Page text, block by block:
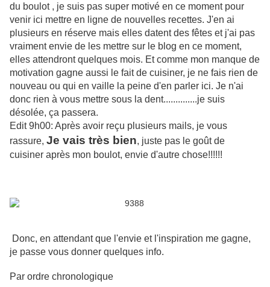
du boulot , je suis pas super motivé en ce moment pour
venir ici mettre en ligne de nouvelles recettes. J'en ai
plusieurs en réserve mais elles datent des fêtes et j'ai pas
vraiment envie de les mettre sur le blog en ce moment,
elles attendront quelques mois. Et comme mon manque de
motivation gagne aussi le fait de cuisiner, je ne fais rien de
nouveau ou qui en vaille la peine d'en parler ici. Je n'ai
donc rien à vous mettre sous la dent..............je suis
désolée, ça passera.
Edit 9h00: Après avoir reçu plusieurs mails, je vous
rassure, Je vais très bien, juste pas le goût de
cuisiner après mon boulot, envie d'autre chose!!!!!!
Donc, en attendant que l'envie et l'inspiration me gagne,
je passe vous donner quelques info.
Par ordre chronologique